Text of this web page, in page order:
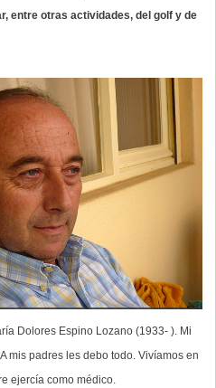
entre otras actividades, del golf y de
Dolores Espino Lozano (1933- ). Mi
mis padres les debo todo. Vivíamos en
ejercía como médico.